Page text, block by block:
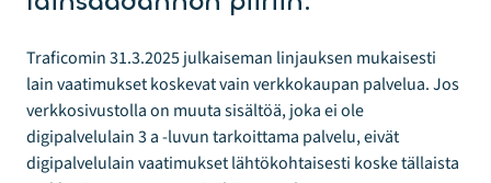
Traficomin 31.3.2025 julkaiseman linjauksen mukaisesti
lain vaatimukset koskevat vain verkkokaupan palvelua. Jos
verkkosivustolla on muuta sisältöä, joka ei ole
digipalvelulain 3 a -luvun tarkoittama palvelu, eivät
digipalvelulain vaatimukset lähtökohtaisesti koske tällaista